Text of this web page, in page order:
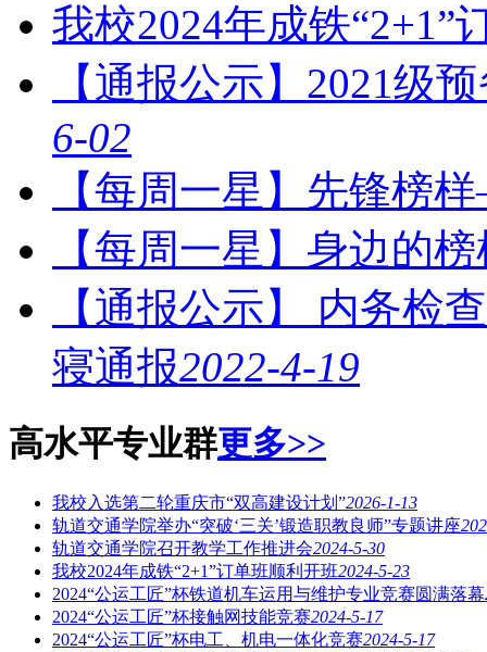
我校2024年成铁“2+1”
【通报公示】2021级
6-02
【每周一星】先锋榜
【每周一星】身边的
【通报公示】 内务检
寝通报2022-4-19
高水平专业群更多>>
我校入选第二轮重庆市“双高建设计划”2026-1-13
轨道交通学院举办“突破‘三关’锻造职教良师”专题讲座
轨道交通学院召开教学工作推进会2024-5-30
我校2024年成铁“2+1”订单班顺利开班2024-5-23
2024“公运工匠”杯铁道机车运用与维护专业竞赛圆满落幕
2024“公运工匠”杯接触网技能竞赛2024-5-17
2024“公运工匠”杯电工、机电一体化竞赛2024-5-17